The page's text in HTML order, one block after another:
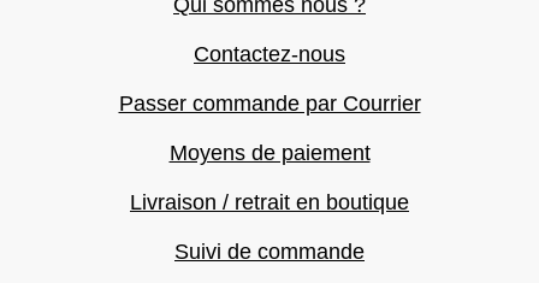
Contactez-nous
Passer commande par Courrier
Moyens de paiement
Livraison / retrait en boutique
Suivi de commande